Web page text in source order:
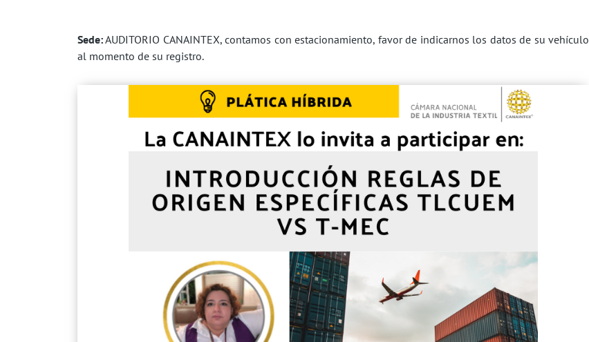
Sede:AUDITORIO CANAINTEX, contamos con estacionamiento, favor de indicarnos los datos de su vehículo
al momento de su registro.